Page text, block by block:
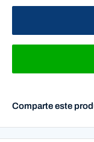
Comparte este